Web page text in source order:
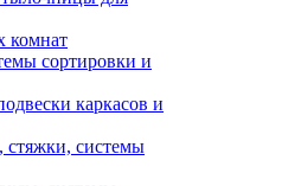
комнат
сортировки и
каркасов и
стяжки, системы